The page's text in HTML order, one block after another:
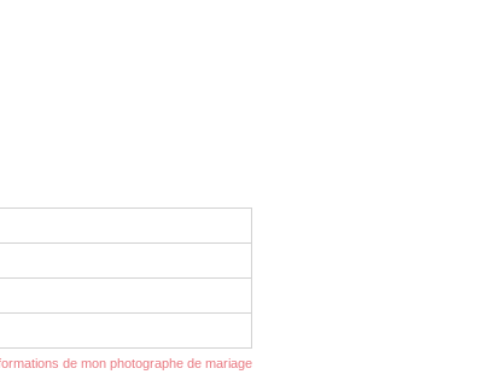
de mon photographe de mariage